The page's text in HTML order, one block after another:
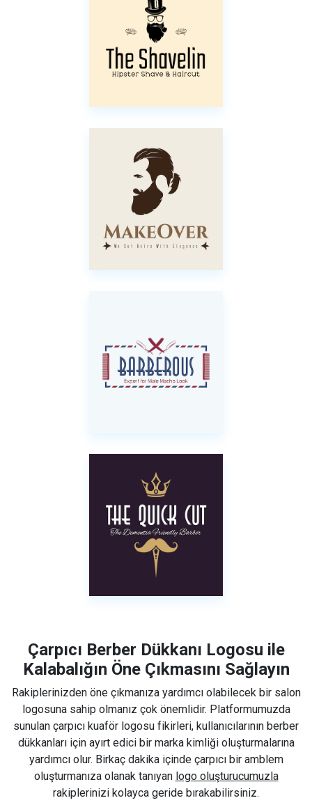
Çarpıcı Berber Dükkanı Logosu ile
Kalabalığın Öne Çıkmasını Sağlayın
Rakiplerinizden öne çıkmanıza yardımcı olabilecek bir salon
logosuna sahip olmanız çok önemlidir. Platformumuzda
sunulan çarpıcı kuaför logosu fikirleri, kullanıcılarının berber
dükkanları için ayırt edici bir marka kimliği oluşturmalarına
yardımcı olur. Birkaç dakika içinde çarpıcı bir amblem
oluşturmanıza olanak tanıyan logo oluşturucumuzla
rakiplerinizi kolayca geride bırakabilirsiniz.